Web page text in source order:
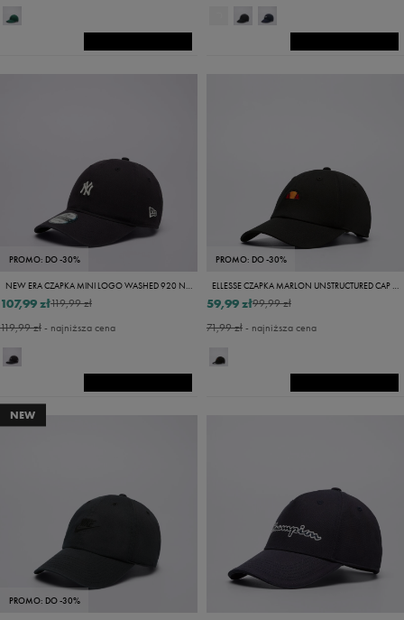
PROMO: DO -30%
NEW ERA CZAPKA MINI LOGO WASHED 920 NYY NEW YORK YANKEES
119,99 zł
107,99 zł
119,99 zł- najniższa cena
PROMO: DO -30%
ELLESSE CZAPKA MARLON UNSTRUCTURED CAP BLK
99,99 zł
59,99 zł
71,99 zł- najniższa cena
NEW
PROMO: DO -30%